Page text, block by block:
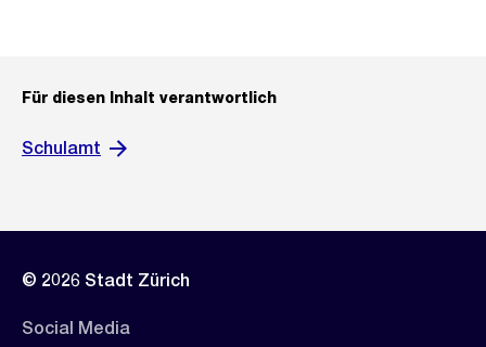
Für diesen Inhalt verantwortlich
Schulamt
© 2026 Stadt Zürich
Social Media